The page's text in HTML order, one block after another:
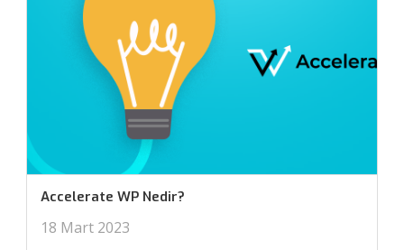
Accelerate WP Nedir?
18 Mart 2023